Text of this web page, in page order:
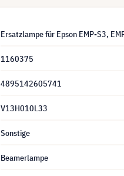
Ersatzlampe für Epson EMP-S3,
1160375
4895142605741
V13H010L33
Sonstige
Beamerlampe